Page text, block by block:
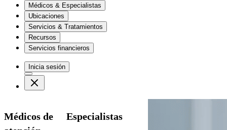
Médicos & Especialistas
Ubicaciones
Servicios & Tratamientos
Recursos
Servicios financieros
Inicia sesión
Médicos de
Especialistas